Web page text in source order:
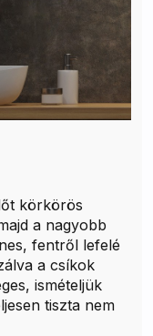
körkörös
a nagyobb
fentről lefelé
a csíkok
ismételjük
tiszta nem